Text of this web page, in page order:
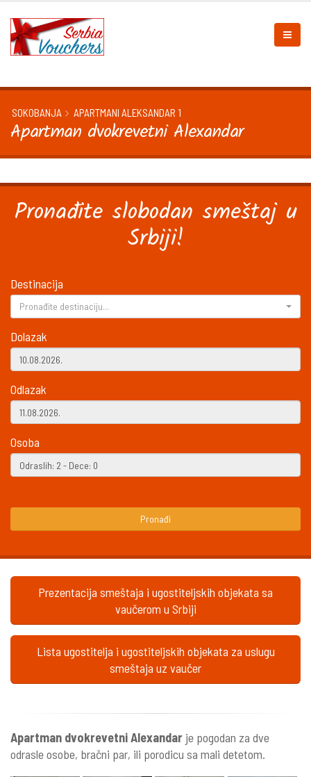
SOKOBANJA APARTMANI ALEKSANDAR 1
Apartman dvokrevetni Alexandar
Pronađite slobodan smeštaj u
Srbiji!
Destinacija
Pronađite destinaciju...
Dolazak
Odlazak
Osoba
Pronađi
Prezentacija smeštaja i ugostiteljskih objekata sa
vaučerom u Srbiji
Lista ugostitelja i ugostiteljskih objekata za uslugu
smeštaja uz vaučer
Apartman dvokrevetni Alexandar je pogodan za dve
odrasle osobe, bračni par, ili porodicu sa mali detetom.